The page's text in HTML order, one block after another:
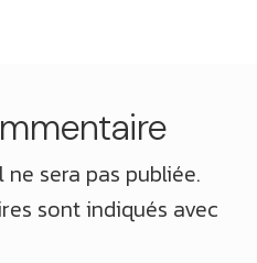
sera pas publiée.
sont indiqués avec